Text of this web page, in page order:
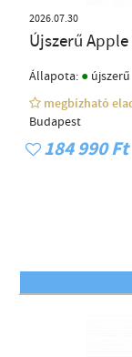
2026.07.30
Újszerű
Állapota: ● újszerű
megbízható
Budapest
184 990 Ft